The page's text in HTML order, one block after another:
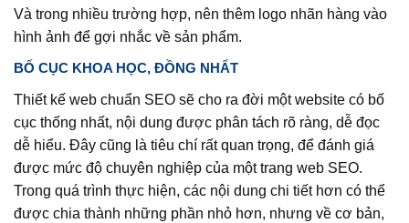
Và trong nhiều trường hợp, nên thêm logo nhãn hàng vào
hình ảnh để gợi nhắc về sản phẩm.
BỐ CỤC KHOA HỌC, ĐỒNG NHẤT
Thiết kế web chuẩn SEO sẽ cho ra đời một website có bố
cục thống nhất, nội dung được phân tách rõ ràng, dễ đọc
dễ hiểu. Đây cũng là tiêu chí rất quan trọng, để đánh giá
được mức độ chuyên nghiệp của một trang web SEO.
Trong quá trình thực hiện, các nội dung chi tiết hơn có thể
được chia thành những phần nhỏ hơn, nhưng về cơ bản,